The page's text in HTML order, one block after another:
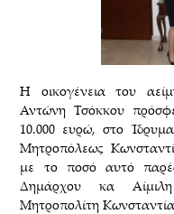
Η οικογένεια του
Αντώνη Τσόκκου
10.000 ευρώ, στο
Μητροπόλεως
με το ποσό αυτό
Δημάρχου κα
Μητροπολίτη